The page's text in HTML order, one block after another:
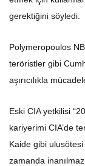
gerektiğini söyledi.
Polymeropoulos
teröristler gibi
aşırıcılıkla
Eski CIA yetkilisi
kariyerimi CIA’de
Kaide gibi
zamanda